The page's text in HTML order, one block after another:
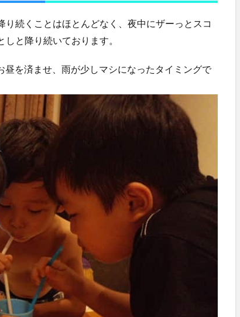
続くことはほとんどなく、夜中にザーっとスコ
と降り続いております。
を済ませ、雨が少しマシになったタイミングで